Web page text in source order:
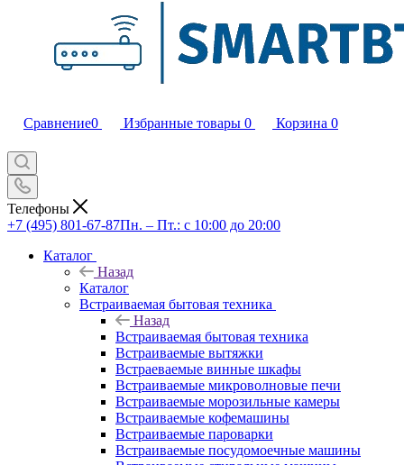
Сравнение0 Избранные товары 0 Корзина 0
Телефоны
+7 (495) 801-67-87Пн. – Пт.: с 10:00 до 20:00
Каталог
Назад
Каталог
Встраиваемая бытовая техника
Назад
Встраиваемая бытовая техника
Встраиваемые вытяжки
Встраеваемые винные шкафы
Встраиваемые микроволновые печи
Встраиваемые морозильные камеры
Встраиваемые кофемашины
Встраиваемые пароварки
Встраиваемые посудомоечные машины